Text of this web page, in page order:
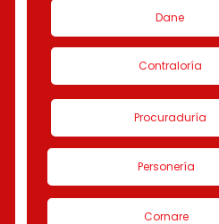
Dane
Contraloría
Procuraduría
Personería
Cornare